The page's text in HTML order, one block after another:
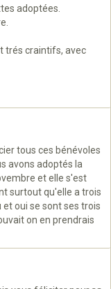
adoptées.
trés craintifs, avec
tous ces bénévoles
avons adoptés la
et elle s'est
surtout qu'elle a trois
oui se sont ses trois
on en prendrais